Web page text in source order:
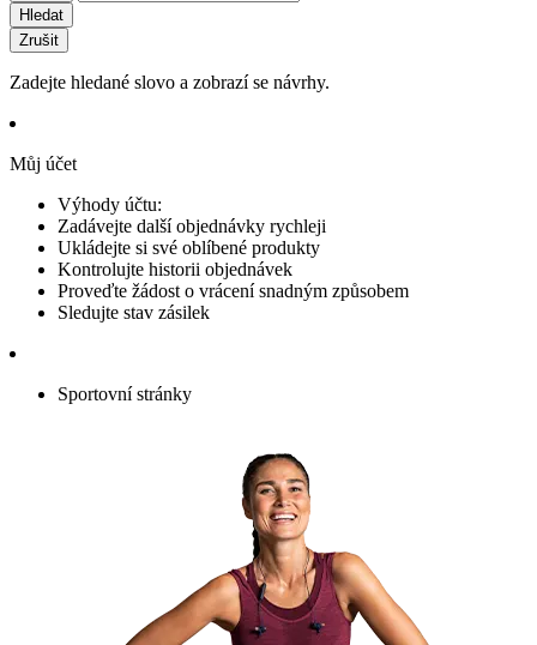
Hledat
Zrušit
Zadejte hledané slovo a zobrazí se návrhy.
Můj účet
Výhody účtu:
Zadávejte další objednávky rychleji
Ukládejte si své oblíbené produkty
Kontrolujte historii objednávek
Proveďte žádost o vrácení snadným způsobem
Sledujte stav zásilek
Sportovní stránky